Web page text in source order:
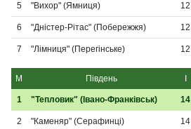
5 "Вихор" (Ямниця) 12
6 "Дністер-Рітас" (Побережжя) 12
7 "Лімниця" (Перегінське) 12
М Південь
1 "Тепловик" (Івано-Франківськ) 14
2 "Каменяр" (Серафинці) 14